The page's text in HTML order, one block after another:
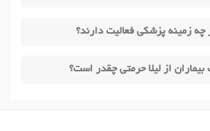
چه زمینه پزشکی فعالیت دارند؟
از لیلا حرمتی چقدر است؟